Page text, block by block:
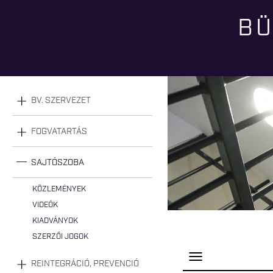
BV. SZERVEZET
FOGVATARTÁS
SAJTÓSZOBA
KÖZLEMÉNYEK
VIDEÓK
KIADVÁNYOK
SZERZŐI JOGOK
REINTEGRÁCIÓ, PREVENCIÓ
P